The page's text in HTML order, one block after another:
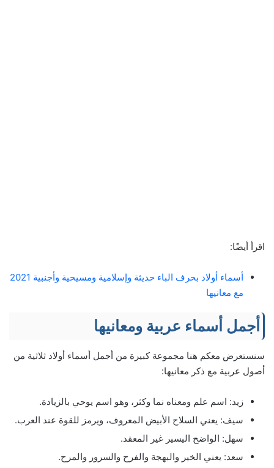
اقرأ أيضًا:
أسماء أولاد بحرف الباء حديثة وإسلامية ومسيحية وأجنبية 2021
مع معانيها
أجمل أسماء عربية ومعانيها
سنستعرض معكم هنا مجموعة كبيرة من أجمل أسماء أولاد ثلاثية من
أصول عربية مع ذكر معانيها:
زيد: اسم علم ومعناه نما وكثر، وهو اسم يوحي بالزيادة.
سيف: يعني السلاح الأبيض المعروف، ويرمز للقوة عند العرب.
سهل: الواضح اليسير غير المعقد.
سعد: يعني الخير والبهجة والفرح والسرور والمرح.